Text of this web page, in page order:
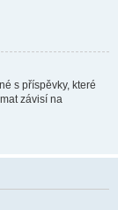
s příspěvky, které
závisí na